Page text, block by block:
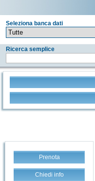
Seleziona banca dati
Ricerca semplice
Prenota
Chiedi info